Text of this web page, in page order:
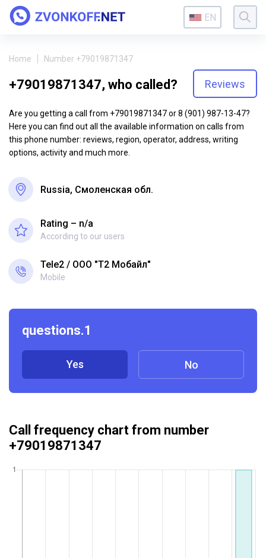
EN
Home Number +79019871347
+79019871347, who called? Reviews
Are you getting a call from +79019871347 or 8 (901) 987-13-47?
Here you can find out all the available information on calls from
this phone number: reviews, region, operator, address, writing
options, activity and much more.
Russia, Смоленская обл.
Rating – n/a
According to our users
Tele2 ООО "Т2 Мобайл"
Mobile
questions.1
Yes No
Call frequency chart from number
+79019871347